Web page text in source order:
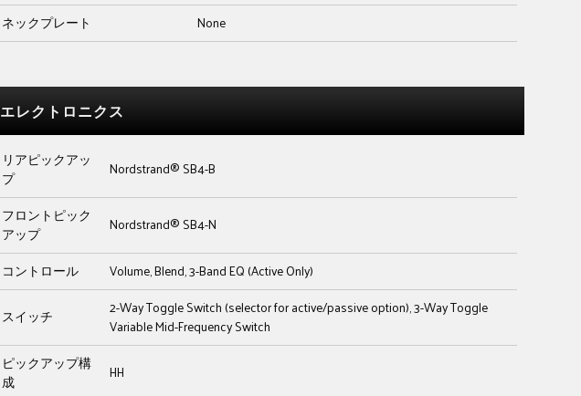
ネックプレート
None
エレクトロニクス
リアピックアッ
プ
Nordstrand® SB4-B
フロントピック
アップ
Nordstrand® SB4-N
コントロール
Volume, Blend, 3-Band EQ (Active Only)
スイッチ
2-Way Toggle Switch (selector for active/passive option), 3-Way Toggle
Variable Mid-Frequency Switch
ピックアップ構
成
HH